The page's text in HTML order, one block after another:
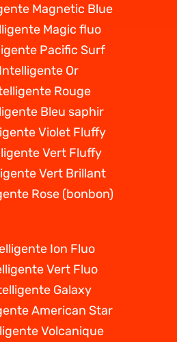
Magnetic Blue
Magic fluo
Pacific Surf
Or
Rouge
Bleu saphir
Violet Fluffy
Vert Fluffy
Vert Brillant
Rose (bonbon)
Ion Fluo
Vert Fluo
Galaxy
American Star
Volcanique